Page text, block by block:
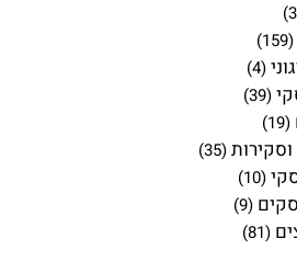
(159)
(4)
(39)
(19)
(35)
(10)
(9)
(81)